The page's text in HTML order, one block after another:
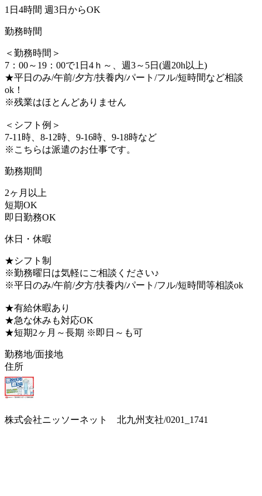
1日4時間 週3日からOK
勤務時間
＜勤務時間＞
7：00～19：00で1日4ｈ～、週3～5日(週20h以上)
★平日のみ/午前/夕方/扶養内/パート/フル/短時間など相談
ok！
※残業はほとんどありません
＜シフト例＞
7-11時、8-12時、9-16時、9-18時など
※こちらは派遣のお仕事です。
勤務期間
2ヶ月以上
短期OK
即日勤務OK
休日・休暇
★シフト制
※勤務曜日は気軽にご相談ください♪
※平日のみ/午前/夕方/扶養内/パート/フル/短時間等相談ok
★有給休暇あり
★急な休みも対応OK
★短期2ヶ月～長期 ※即日～も可
勤務地/面接地
住所
株式会社ニッソーネット 北九州支社/0201_1741